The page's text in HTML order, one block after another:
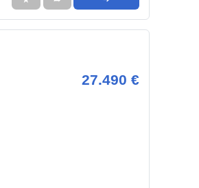
27.490 €